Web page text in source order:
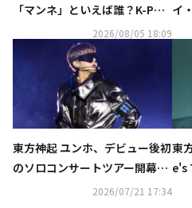
「マンネ」といえば誰？K-POP
推しタイプ別調査の結果が明ら
2026/08/05 18:09
イ
東方神起 ユンホ、デビュー後初
のソロコンサートツアー開幕！
日本公演は10月より3都市で開
2026/07/21 17:34
東
e's